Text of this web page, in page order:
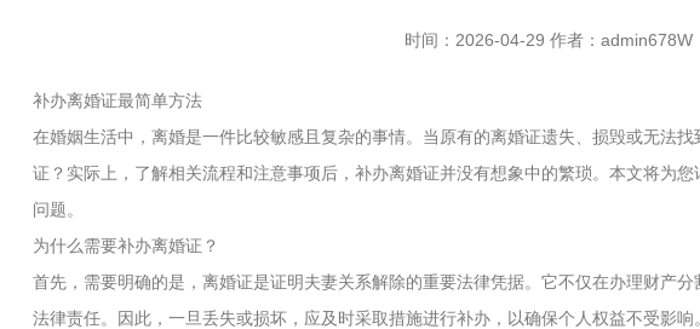
时间：2026-04-29作者：admin678W
补办离婚证最简单方法
在婚姻生活中，离婚是一件比较敏感且复杂的事情。当原有的离婚证遗失、损毁或无法
证？实际上，了解相关流程和注意事项后，补办离婚证并没有想象中的繁琐。本文将为
问题。
为什么需要补办离婚证？
首先，需要明确的是，离婚证是证明夫妻关系解除的重要法律凭据。它不仅在办理财产
法律责任。因此，一旦丢失或损坏，应及时采取措施进行补办，以确保个人权益不受影响。